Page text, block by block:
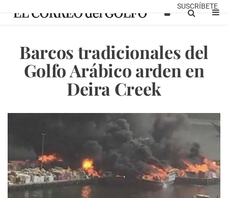
SUSCRÍBETE
Barcos tradicionales del
Golfo Arábico arden en
Deira Creek